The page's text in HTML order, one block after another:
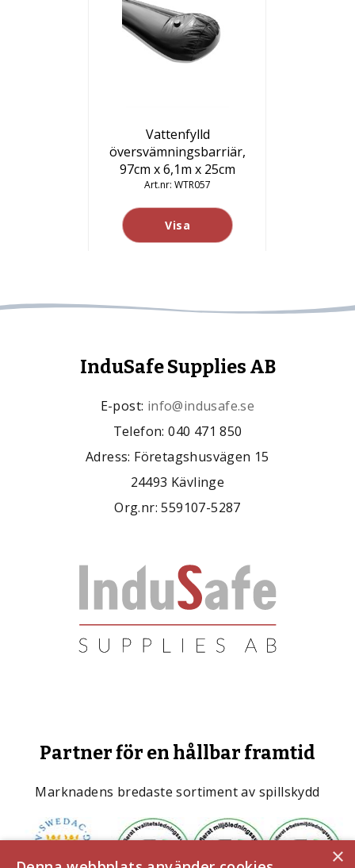
Vattenfylld
översvämningsbarriär,
97cm x 6,1m x 25cm
WTR057
Visa
InduSafe Supplies AB
E-post: info@indusafe.se
Telefon: 040 471 850
Adress: Företagshusvägen 15
24493 Kävlinge
Org.nr: 559107-5287
Partner för en hållbar framtid
Marknadens bredaste sortiment av spillskydd
×